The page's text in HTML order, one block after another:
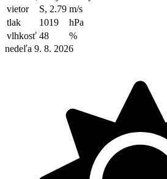
vietor
S, 2.79 m/s
tlak
1019
hPa
vlhkosť 48
%
nedeľa 9. 8. 2026